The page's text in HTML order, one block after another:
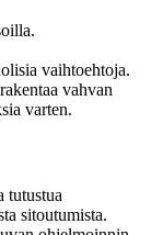
vaihtoehtoja.
vahvan
varten.
tutustua
sitoutumista.